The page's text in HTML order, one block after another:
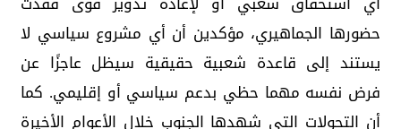
حضورها الجماهيري، مؤكدين أن أي مشروع سياسي لا
يستند إلى قاعدة شعبية حقيقية سيظل عاجزًا عن
فرض نفسه مهما حظي بدعم سياسي أو إقليمي. كما
أن التحولات التي شهدها الجنوب خلال الأعوام الأخيرة